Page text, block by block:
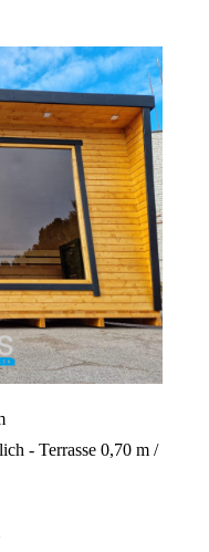
- Terrasse 0,70 m /